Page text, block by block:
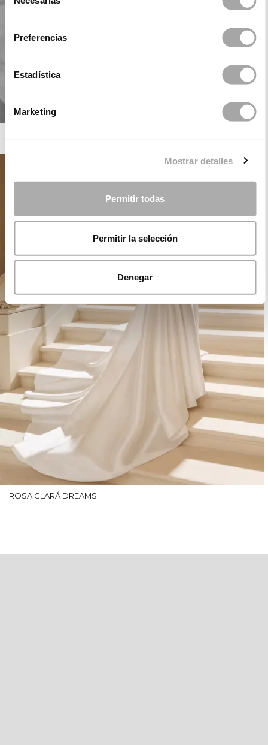
Preferencias
Estadística
Marketing
Mostrar detalles
Permitir todas
Permitir la selección
Denegar
ROSA CLARÁ DREAMS